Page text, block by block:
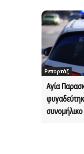
Ρεπορτάζ
Αγία
συνομήλικο